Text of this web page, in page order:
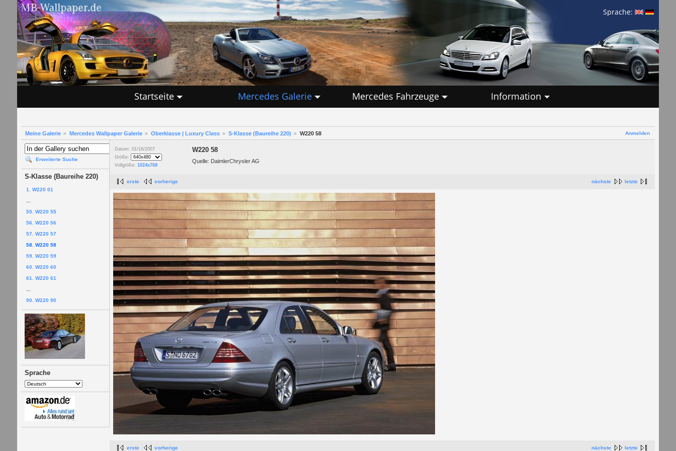
Sprache:
Startseite Mercedes Galerie Mercedes Fahrzeuge Information
Anmelden
Meine Galerie Mercedes Wallpaper Galerie Oberklasse | Luxury Class S-Klasse (Baureihe 220) W220 58
Erweiterte Suche
S-Klasse (Baureihe 220)
1. W220 01
55. W220 55
56. W220 56
57. W220 57
58. W220 58
59. W220 59
60. W220 60
61. W220 61
90. W220 90
Sprache
Datum: 01/16/2007
Größe:
Vollgröße: 1024x768
W220 58
Quelle: DaimlerChrysler AG
nächste letzte
erste vorherige
nächste letzte
erste vorherige